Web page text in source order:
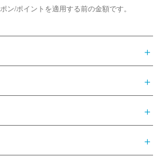
ン/ポイントを適用する前の金額です。